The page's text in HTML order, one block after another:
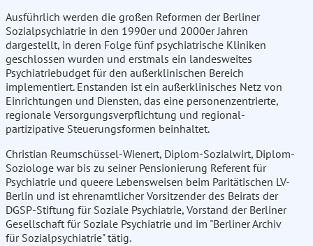
Ausführlich werden die großen Reformen der Berliner
Sozialpsychiatrie in den 1990er und 2000er Jahren
dargestellt, in deren Folge fünf psychiatrische Kliniken
geschlossen wurden und erstmals ein landesweites
Psychiatriebudget für den außerklinischen Bereich
implementiert. Enstanden ist ein außerklinisches Netz von
Einrichtungen und Diensten, das eine personenzentrierte,
regionale Versorgungsverpflichtung und regional-
partizipative Steuerungsformen beinhaltet.
Christian Reumschüssel-Wienert, Diplom-Sozialwirt, Diplom-
Soziologe war bis zu seiner Pensionierung Referent für
Psychiatrie und queere Lebensweisen beim Paritätischen LV-
Berlin und ist ehrenamtlicher Vorsitzender des Beirats der
DGSP-Stiftung für Soziale Psychiatrie, Vorstand der Berliner
Gesellschaft für Soziale Psychiatrie und im "Berliner Archiv
für Sozialpsychiatrie" tätig.